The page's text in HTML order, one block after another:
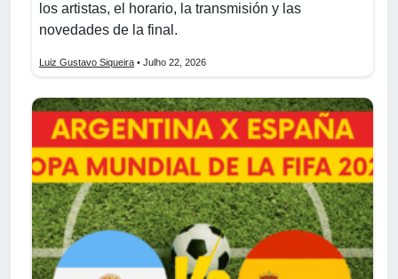
los artistas, el horario, la transmisión y las
novedades de la final.
Luiz Gustavo Siqueira • Julho 22, 2026